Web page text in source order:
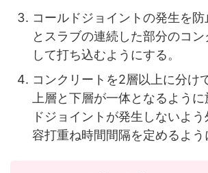
コールドジョイントの発生を
とスラブの連続した部分のコ
して打ち込むようにする。
コンクリートを2層以上に分け
上層と下層が一体となるよう
ドジョイントが発生しないよ
容打重ね時間間隔を定めるよう